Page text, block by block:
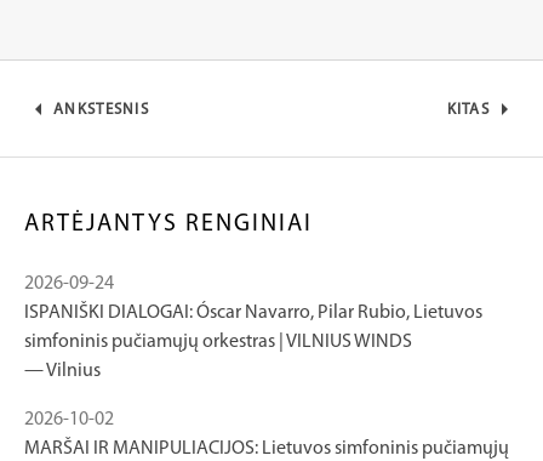
ANKSTESNIS KITAS
ARTĖJANTYS RENGINIAI
ISPANIŠKI DIALOGAI: Óscar Navarro, Pilar Rubio, Lietuvos
simfoninis pučiamųjų orkestras | VILNIUS WINDS
Vilnius
2026-09-24
MARŠAI IR MANIPULIACIJOS: Lietuvos simfoninis pučiamųjų
2026-10-02